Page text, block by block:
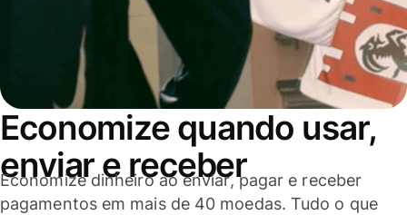
Economize quando usar,
enviar e receber
Economize dinheiro ao enviar, pagar e receber
pagamentos em mais de 40 moedas. Tudo o que